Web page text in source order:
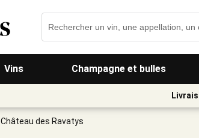
Vins Champagne et bulles
Château des Ravatys